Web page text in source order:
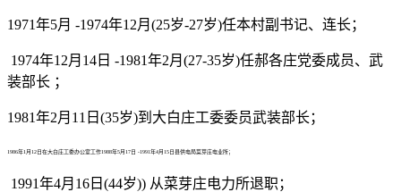
1971年5月 -1974年12月(25岁-27岁)任本村副书记、连长；
1974年12月14日 -1981年2月(27-35岁)任郝各庄党委成员、武
装部长 ；
1981年2月11日(35岁)到大白庄工委委员武装部长；
1986年1月12日在大白庄工委办公室工作1988年5月17日 -1991年4月15日县供电局菜芽庄电业所；
1991年4月16日(44岁)) 从菜芽庄电力所退职；